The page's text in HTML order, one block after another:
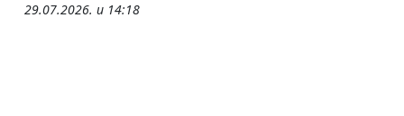
29.07.2026. u 14:18